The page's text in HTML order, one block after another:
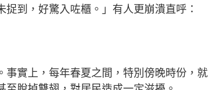
到，好驚入咗櫃。」有人更崩潰直呼：
實上，每年春夏之間，特別傍晚時份，就